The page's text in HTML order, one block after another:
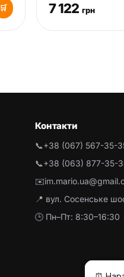
🛒 7 122 грн
Контакти
📞+38 (067) 567-35-
📞+38 (063) 877-35-
✉️
📍 вул. Сосенське
🕒 Пн–Пт: 8:30–16:30